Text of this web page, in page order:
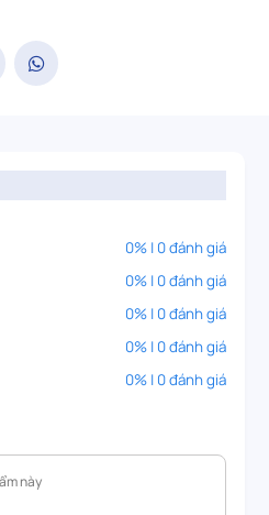
0% | 0 đánh giá
0% | 0 đánh giá
0% | 0 đánh giá
0% | 0 đánh giá
0% | 0 đánh giá